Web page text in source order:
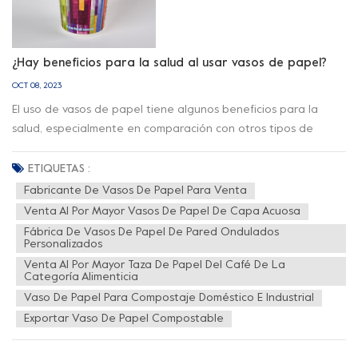
¿Hay beneficios para la salud al usar vasos de papel?
OCT 08, 2023
El uso de vasos de papel tiene algunos beneficios para la
salud, especialmente en comparación con otros tipos de
de salud claves para los vasos de papel: 1. Evite la exposición a
sustancias químicas: Copas de papel Por lo general, no
contienen productos químicos nocivos, como BPA (bisfenol A).
Por el contrario, algunos vasos de plástico pueden liberar
estas sustancias químicas, especialmente si la bebida está
caliente o ácida. El uso de vasos de papel reduce el riesgo de
ingerir estas sustancias potencialmente dañinas. 2. Higiene y
seguridad: Copas de papel Generalmente son de un solo uso
y a menudo se desechan después de su uso. Esta
característica desechable reduce el riesgo de propagación
ETIQUETAS :
Fabricante De Vasos De Papel Para Venta
Venta Al Por Mayor Vasos De Papel De Capa Acuosa
Fábrica De Vasos De Papel De Pared Ondulados
Personalizados
Venta Al Por Mayor Taza De Papel Del Café De La
Categoría Alimenticia
Vaso De Papel Para Compostaje Doméstico E Industrial
Exportar Vaso De Papel Compostable